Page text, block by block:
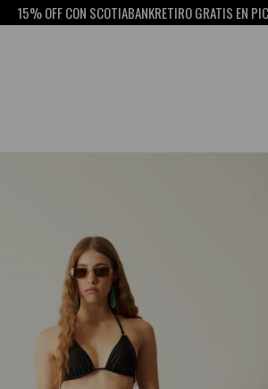
15% OFF CON SCOTIABANKRETIRO GRATIS EN PICK UP